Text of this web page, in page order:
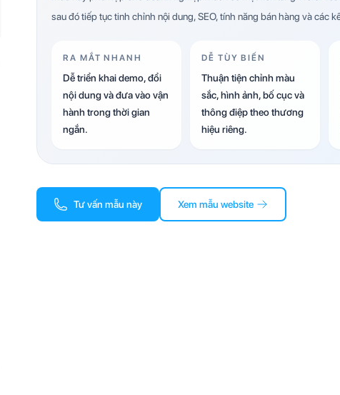
sau đó tiếp tục tinh chỉnh nội dung, SEO, tính năng bán hàng và các
RA MẮT NHANH
Dễ triển khai demo, đổi
nội dung và đưa vào vận
hành trong thời gian
ngắn.
DỄ TÙY BIẾN
Thuận tiện chỉnh màu
sắc, hình ảnh, bố cục và
thông điệp theo thương
hiệu riêng.
Tư vấn mẫu này Xem mẫu website